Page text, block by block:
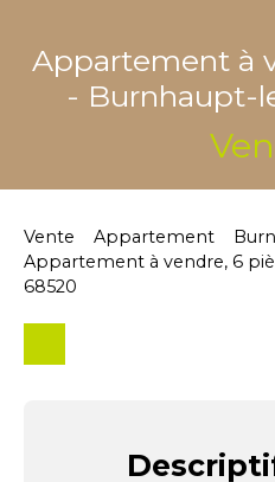
Appartement à
- Burnhaupt-
Vente Appartement
Appartement à vendre, 6
68520